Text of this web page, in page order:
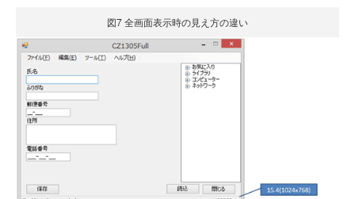
図7 全画面表示時の見え方の違い